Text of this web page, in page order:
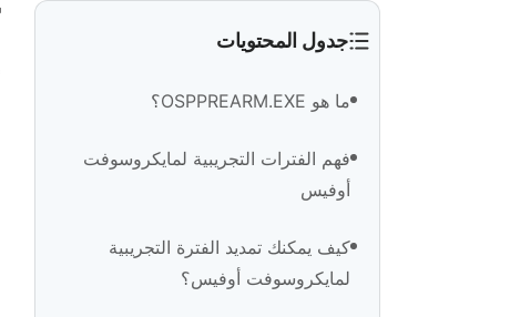
جدول المحتويات
ما هو OSPPREARM.EXE؟
فهم الفترات التجريبية لمايكروسوفت
أوفيس
كيف يمكنك تمديد الفترة التجريبية
لمايكروسوفت أوفيس؟